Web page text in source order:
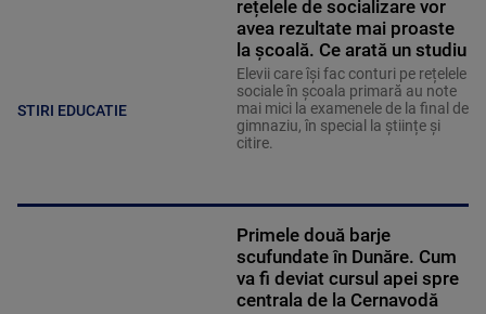
STIRI EDUCATIE
rețelele de socializare vor
avea rezultate mai proaste
la școală. Ce arată un studiu
Elevii care îşi fac conturi pe rețelele
sociale în școala primară au note
mai mici la examenele de la final de
gimnaziu, în special la științe și
citire.
Primele două barje
scufundate în Dunăre. Cum
va fi deviat cursul apei spre
centrala de la Cernavodă